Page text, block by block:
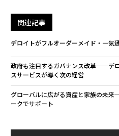
関連記事
デロイトがフルオーダーメイド・一気
政府も注目するガバナンス改革──デ
スサービスが導く次の経営
グローバルに広がる資産と家族の未
ークでサポート